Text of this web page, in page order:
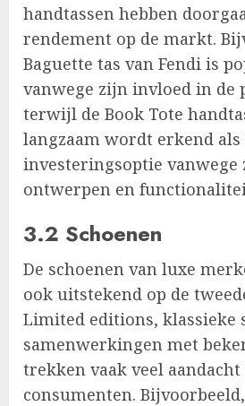
handtassen hebben
rendement op de markt.
Baguette tas van Fendi is
vanwege zijn invloed in de
terwijl de Book Tote
langzaam wordt erkend
investeringsoptie vanwege
ontwerpen en
3.2 Schoenen
De schoenen van luxe
ook uitstekend op de
Limited editions, klassieke
samenwerkingen met
trekken vaak veel aandacht
consumenten.